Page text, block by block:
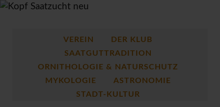
VEREIN
DER KLUB
SAATGUTTRADITION
ORNITHOLOGIE & NATURSCHUTZ
MYKOLOGIE
ASTRONOMIE
STADT-KULTUR